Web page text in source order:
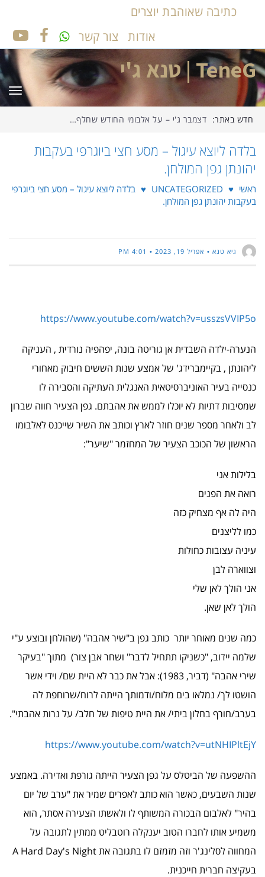
כתיבה שאוהבת יוצרים
אודות
צור קשר
TeneG | טנא ג'י
חדש באתר: דצמבר ג'י – על אלבומי החודש שחלף…
בלדה ליוצא עיגול – מסע חצי ביוגרפי בעקבות
יהונתן גפן המולחן.
ראשי ♥
UNCATEGORIZED
♥ בלדה ליוצא עיגול – מסע חצי ביוגרפי
בעקבות יהונתן גפן המולחן.
גיא טנא אפריל 19, 2023 4:01 PM
https://www.youtube.com/watch?v=usszsVVIP5o
הנערה-ילדה השבדית אן גוריטה בונה, יפהפיה נורדית , העניקה
ליהונתן , בקיימברידג' של אמצע שנות הששים חיבוק מאחורי
כנסייה בעיר האוניברסיטאית האנגלית העתיקה והסבירה לו
שמסיבות דתיות לא יוכלו לממש את אהבתם. גפן הצעיר חווה שברון
לב ולאחר מספר שנים חוזר לארץ וכותב את השיר שייכנס לאלבומו
הראשון של הכוכב הצעיר של המחזמר "שיער":
בלילות אני
רואה את הפנים
היה לה אף מצחיק כזה
כמו לליצנים
עיניה עצובות כחולות
וצווארה לבן
אני הולך לאן שלי
הולך לאן שאן.
כמה שנים מאוחר יותר כותב גפן ב"שיר אהבה" (שהולחן ובוצע ע"י
שלמה יידוב, "כשניקו תתחיל לדבר" ושחר אבן צור) מתוך "בעיקר
שירי אהבה" (דביר, 1983): אבל את כבר לא היית שם/ וידי אשר
הושטו לך/ נמלאו בים מלוח/ודמותך הייתה לרוח/שרוחפת לה
בערב/חורף בחלון ביתי/ את היית טיפות של חלב/ על נרות אהבתי".
https://www.youtube.com/watch?v=utNHIPltEjY
ההשפעה של הביטלס על גפן הצעיר הייתה גורפת ואדירה. באמצע
שנות השבעים, כאשר הוא כותב לאפרים שמיר את "ערב של יום
בהיר" לאלבום הבכורה המשותף לו ולאשתו הצעירה אסתר, הוא
משמיע אותו לחברו הטוב יענקלה רוטבליט ממתין לתגובה על
המחווה לסלינג'ר וזה מזמזם לו בתגובה את A Hard Day's Night
בעקיצה חברית חייכנית.